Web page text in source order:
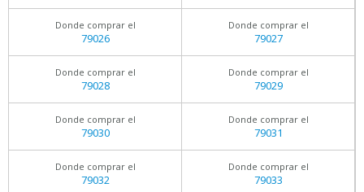
Donde comprar el
79026
Donde comprar el
79027
Donde comprar el
79028
Donde comprar el
79029
Donde comprar el
79030
Donde comprar el
79031
Donde comprar el
79032
Donde comprar el
79033